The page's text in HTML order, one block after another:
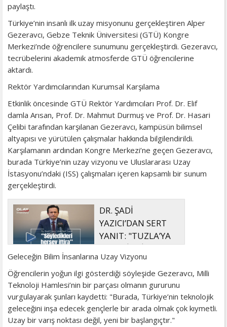
paylaştı.
Türkiye’nin insanlı ilk uzay misyonunu gerçekleştiren Alper
Gezeravcı, Gebze Teknik Üniversitesi (GTÜ) Kongre
Merkezi’nde öğrencilere sunumunu gerçekleştirdi. Gezeravcı,
tecrübelerini akademik atmosferde GTÜ öğrencilerine
aktardı.
Rektör Yardımcılarından Kurumsal Karşılama
Etkinlik öncesinde GTÜ Rektör Yardımcıları Prof. Dr. Elif
damla Arısan, Prof. Dr. Mahmut Durmuş ve Prof. Dr. Hasari
Çelibi tarafından karşılanan Gezeravcı, kampüsün bilimsel
altyapısı ve yürütülen çalışmalar hakkında bilgilendirildi.
Karşılamanın ardından Kongre Merkezi’ne geçen Gezeravcı,
burada Türkiye’nin uzay vizyonu ve Uluslararası Uzay
İstasyonu’ndaki (ISS) çalışmaları içeren kapsamlı bir sunum
gerçekleştirdi.
DR. ŞADİ
YAZICI’DAN SERT
YANIT: "TUZLA’YA
YÖNELİK KİN VE
HIRSIN TUTARSIZLIKLAR MANZUMESİ"
Geleceğin Bilim İnsanlarına Uzay Vizyonu
Öğrencilerin yoğun ilgi gösterdiği söyleşide Gezeravcı, Milli
Teknoloji Hamlesi’nin bir parçası olmanın gururunu
vurgulayarak şunları kaydetti: "Burada, Türkiye’nin teknolojik
geleceğini inşa edecek gençlerle bir arada olmak çok kıymetli.
Uzay bir varış noktası değil, yeni bir başlangıçtır."